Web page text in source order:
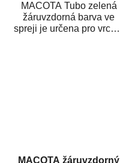
MACOTA Tubo zelená
žáruvzdorná barva ve
spreji je určena pro vrchní
MACOTA žáruvzdorný